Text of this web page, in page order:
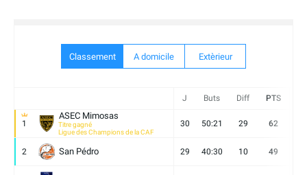
Classement A domicile Extèrieur
J Buts Diff PTS
1
ASEC Mimosas
Titre gagné
Ligue des Champions de la CAF
30 50:21 29 62
2 San Pédro 29 40:30 10 49